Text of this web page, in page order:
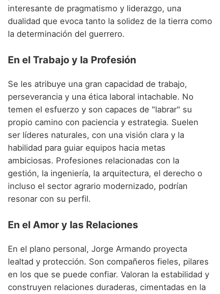
interesante de pragmatismo y liderazgo, una
dualidad que evoca tanto la solidez de la tierra como
la determinación del guerrero.
En el Trabajo y la Profesión
Se les atribuye una gran capacidad de trabajo,
perseverancia y una ética laboral intachable. No
temen el esfuerzo y son capaces de "labrar" su
propio camino con paciencia y estrategia. Suelen
ser líderes naturales, con una visión clara y la
habilidad para guiar equipos hacia metas
ambiciosas. Profesiones relacionadas con la
gestión, la ingeniería, la arquitectura, el derecho o
incluso el sector agrario modernizado, podrían
resonar con su perfil.
En el Amor y las Relaciones
En el plano personal, Jorge Armando proyecta
lealtad y protección. Son compañeros fieles, pilares
en los que se puede confiar. Valoran la estabilidad y
construyen relaciones duraderas, cimentadas en la